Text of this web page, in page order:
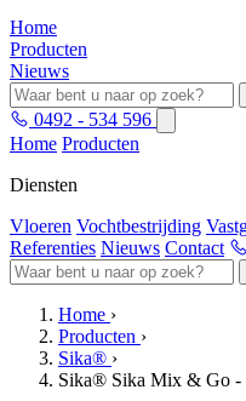
Home
Producten
Nieuws
0492 - 534 596
Home Producten
Diensten
Vloeren Vochtbestrijding
Referenties Nieuws Contact
Home ›
Producten ›
Sika® ›
Sika® Sika Mix & Go -